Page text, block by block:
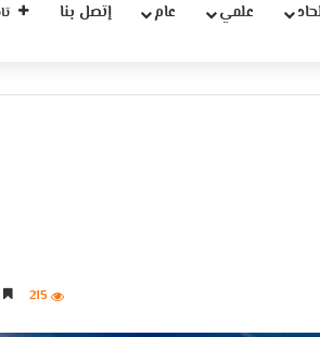
علمي عام إتصل بنا
215 4 دقائق